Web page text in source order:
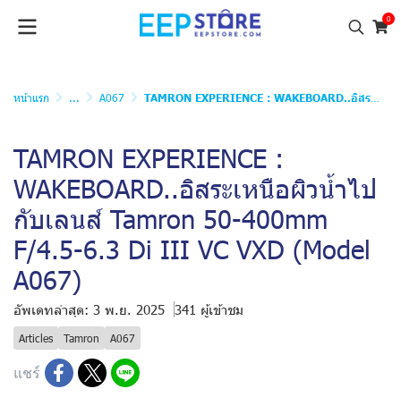
0
หน้าแรก ... A067 TAMRON EXPERIENCE : WAKEBOARD..อิสระเหนือผิวน้ำไปกับเลนส์ Tamron 50-400mm F/4.5-6.3 Di III VC VXD (Model A067)
TAMRON EXPERIENCE :
WAKEBOARD..อิสระเหนือผิวน้ำไป
กับเลนส์ Tamron 50-400mm
F/4.5-6.3 Di III VC VXD (Model
A067)
อัพเดทล่าสุด: 3 พ.ย. 2025 341 ผู้เข้าชม
Articles Tamron A067
แชร์